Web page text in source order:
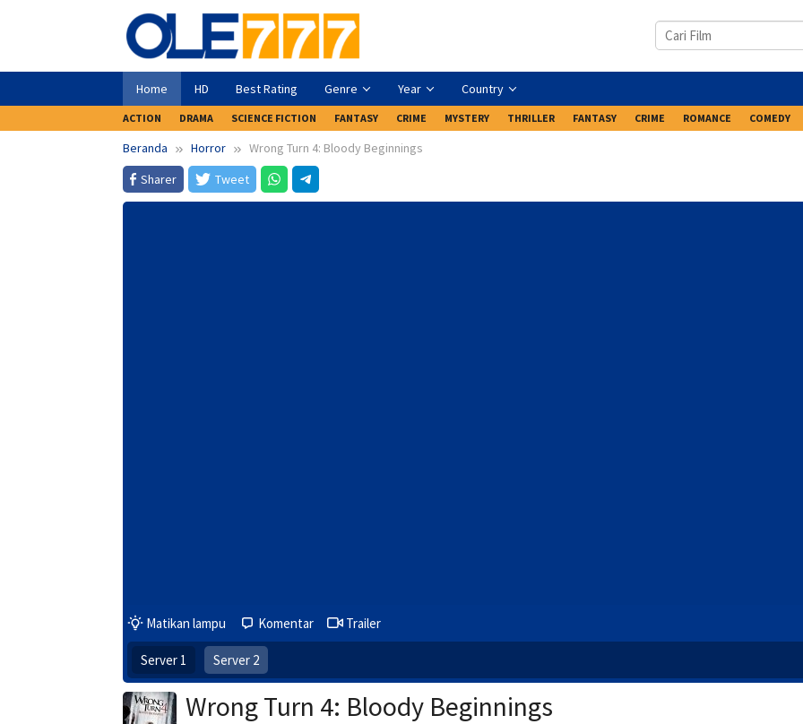
Home HD Best Rating Genre Year Country
ACTION DRAMA SCIENCE FICTION FANTASY CRIME MYSTERY THRILLER FANTASY CRIME ROMANCE COMEDY
Beranda Horror
Wrong Turn 4: Bloody Beginnings
Sharer
Tweet
Matikan lampu Komentar Trailer
Server 1 Server 2
Wrong Turn 4: Bloody Beginnings